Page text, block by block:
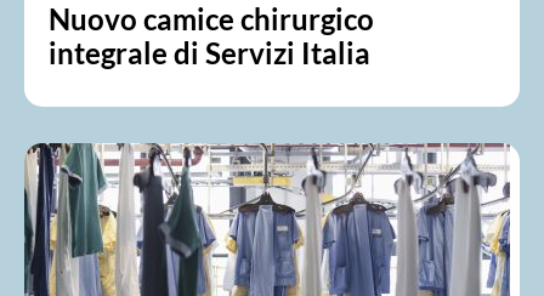
Nuovo camice chirurgico
integrale di Servizi Italia